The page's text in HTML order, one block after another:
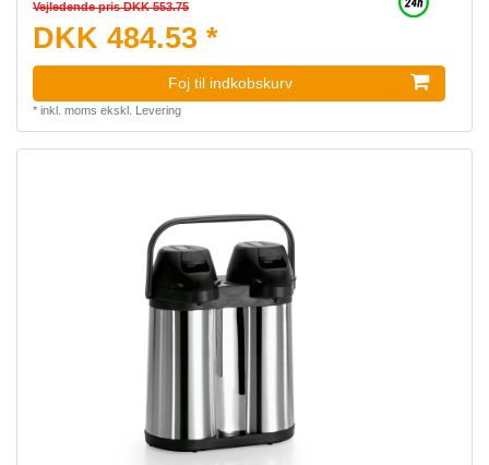
Vejledende pris DKK 553.75
DKK 484.53 *
Foj til indkobskurv
* inkl. moms ekskl. Levering